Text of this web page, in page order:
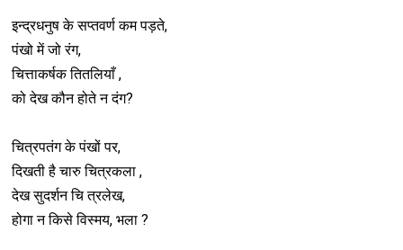
इन्द्रधनुष के सप्तवर्ण कम पड़ते,
पंखो में जो रंग,
चित्ताकर्षक तितलियाँ ,
को देख कौन होते न दंग?
चित्रपतंग के पंखों पर,
दिखती है चारु चित्रकला ,
देख सुदर्शन चि त्रलेख,
होगा न किसे विस्मय, भला ?